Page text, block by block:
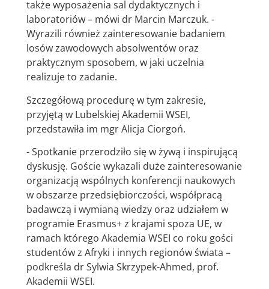
także wyposażenia sal dydaktycznych i
laboratoriów – mówi dr Marcin Marczuk. -
Wyrazili również zainteresowanie badaniem
losów zawodowych absolwentów oraz
praktycznym sposobem, w jaki uczelnia
realizuje to zadanie.
Szczegółową procedurę w tym zakresie,
przyjętą w Lubelskiej Akademii WSEI,
przedstawiła im mgr Alicja Ciorgoń.
- Spotkanie przerodziło się w żywą i inspirującą
dyskusję. Goście wykazali duże zainteresowanie
organizacją wspólnych konferencji naukowych
w obszarze przedsiębiorczości, współpracą
badawczą i wymianą wiedzy oraz udziałem w
programie Erasmus+ z krajami spoza UE, w
ramach którego Akademia WSEI co roku gości
studentów z Afryki i innych regionów świata –
podkreśla dr Sylwia Skrzypek-Ahmed, prof.
Akademii WSEI.